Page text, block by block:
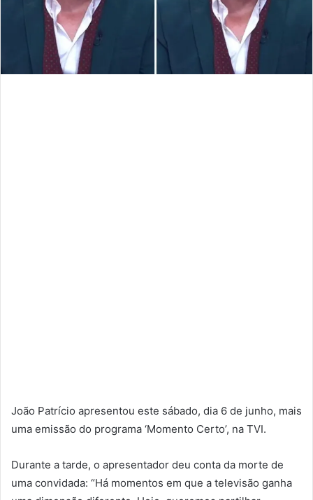
João Patrício apresentou este sábado, dia 6 de junho, mais
uma emissão do programa ‘Momento Certo’, na TVI.
Durante a tarde, o apresentador deu conta da morte de
uma convidada: “Há momentos em que a televisão ganha